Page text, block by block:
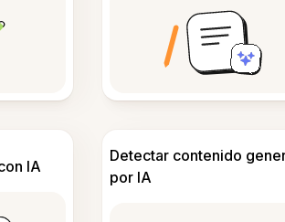
IA
Detectar contenido
por IA